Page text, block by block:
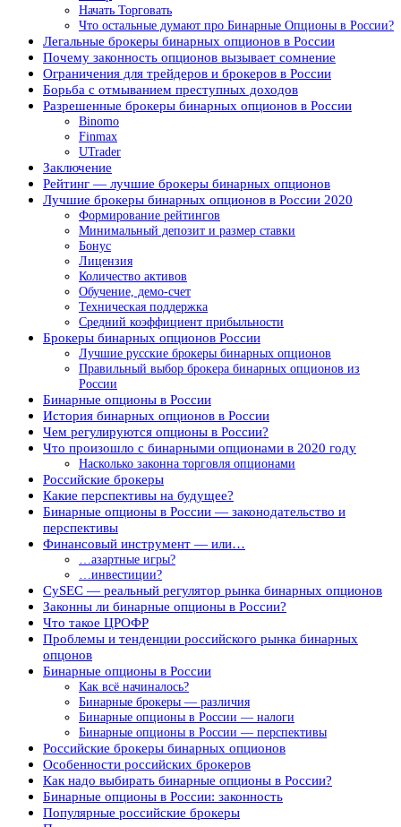
Начать Торговать
Что остальные думают про Бинарные Опционы в России?
Легальные брокеры бинарных опционов в России
Почему законность опционов вызывает сомнение
Ограничения для трейдеров и брокеров в России
Борьба с отмыванием преступных доходов
Разрешенные брокеры бинарных опционов в России
Binomo
Finmax
UTrader
Заключение
Рейтинг — лучшие брокеры бинарных опционов
Лучшие брокеры бинарных опционов в России 2020
Формирование рейтингов
Минимальный депозит и размер ставки
Бонус
Лицензия
Количество активов
Обучение, демо-счет
Техническая поддержка
Средний коэффициент прибыльности
Брокеры бинарных опционов России
Лучшие русские брокеры бинарных опционов
Правильный выбор брокера бинарных опционов из
России
Бинарные опционы в России
История бинарных опционов в России
Чем регулируются опционы в России?
Что произошло с бинарными опционами в 2020 году
Насколько законна торговля опционами
Российские брокеры
Какие перспективы на будущее?
Бинарные опционы в России — законодательство и
перспективы
Финансовый инструмент — или…
…азартные игры?
…инвестиции?
CySEC — реальный регулятор рынка бинарных опционов
Законны ли бинарные опционы в России?
Что такое ЦРОФР
Проблемы и тенденции российского рынка бинарных
опцонов
Бинарные опционы в России
Как всё начиналось?
Бинарные брокеры — различия
Бинарные опционы в России — налоги
Бинарные опционы в России — перспективы
Российские брокеры бинарных опционов
Особенности российских брокеров
Как надо выбирать бинарные опционы в России?
Бинарные опционы в России: законность
Популярные российские брокеры